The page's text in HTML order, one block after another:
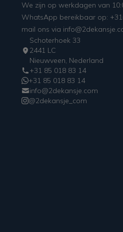
We zijn op werkdagen van
WhatsApp bereikbaar op:
mail ons via
Schoterhoek 33
2441 LC
Nieuwveen, Nederland
+31 85 018 83 14
+31 85 018 83 14
info@2dekansje.com
@2dekansje_com